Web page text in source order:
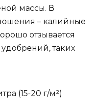
массы. В
– калийные
отзывается
таких
(15-20 г/м²)